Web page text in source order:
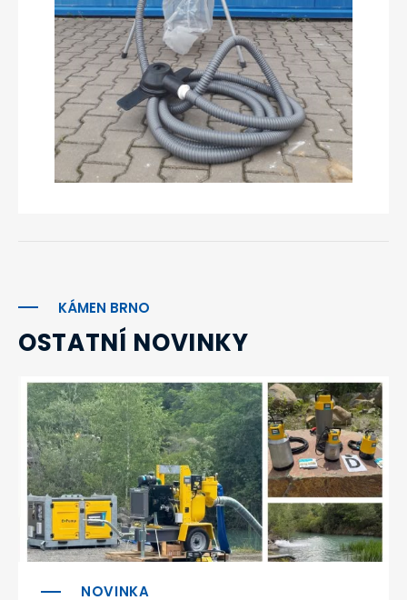
KÁMEN BRNO
OSTATNÍ NOVINKY